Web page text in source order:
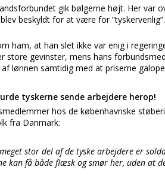
gik bølgerne højt. Her var
beskyldt for at være for
ham, at han slet ikke var enig i
store gevinster, mens hans
lønnen samtidig med at priserne
tyskerne sende arbejdere herop!
hos de københavnske
fra Danmark:
stor del af de tyske arbejdere er
kan få både flæsk og smør her, uden at